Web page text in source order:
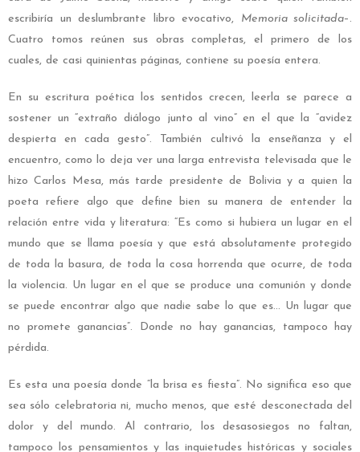
escribiría un deslumbrante libro evocativo, Memoria solicitada–.
Cuatro tomos reúnen sus obras completas, el primero de los
cuales, de casi quinientas páginas, contiene su poesía entera.
En su escritura poética los sentidos crecen, leerla se parece a
sostener un “extraño diálogo junto al vino” en el que la “avidez
despierta en cada gesto”. También cultivó la enseñanza y el
encuentro, como lo deja ver una larga entrevista televisada que le
hizo Carlos Mesa, más tarde presidente de Bolivia y a quien la
poeta refiere algo que define bien su manera de entender la
relación entre vida y literatura: “Es como si hubiera un lugar en el
mundo que se llama poesía y que está absolutamente protegido
de toda la basura, de toda la cosa horrenda que ocurre, de toda
la violencia. Un lugar en el que se produce una comunión y donde
se puede encontrar algo que nadie sabe lo que es… Un lugar que
no promete ganancias”. Donde no hay ganancias, tampoco hay
pérdida.
Es esta una poesía donde “la brisa es fiesta”. No significa eso que
sea sólo celebratoria ni, mucho menos, que esté desconectada del
dolor y del mundo. Al contrario, los desasosiegos no faltan,
tampoco los pensamientos y las inquietudes históricas y sociales